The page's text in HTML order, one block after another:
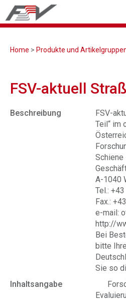
Home > Produkte und
FSV-aktuell
Beschreibung
FSV-
Teil“ im
Schiene
A-1040
Tel.:
Fax.:
e-mail:
http://
Bei
bitte
Sie so
Inhaltsangabe